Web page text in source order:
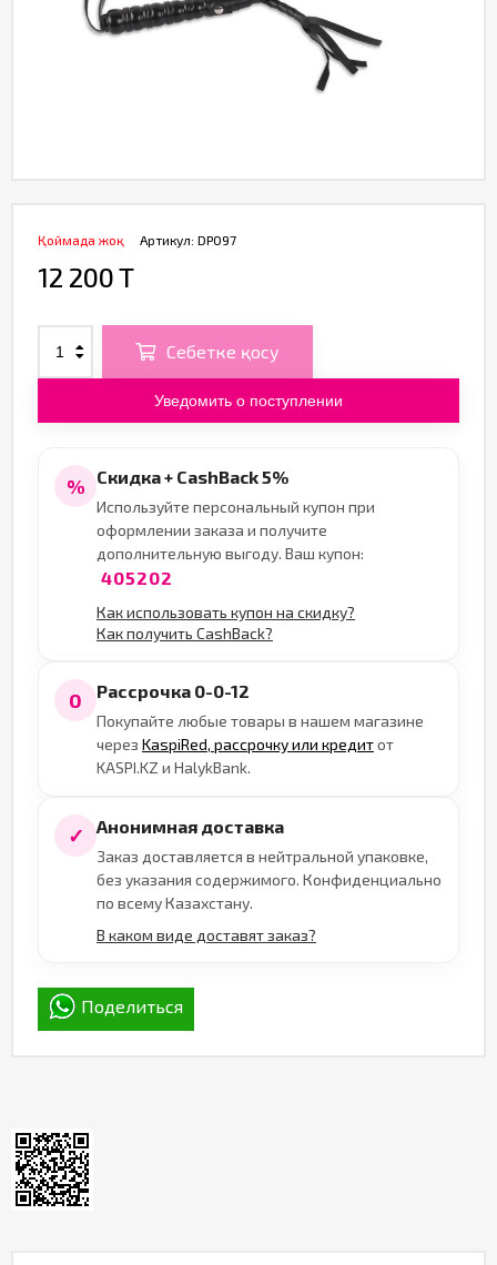
Артикул: DP097
Қоймада жоқ
12 200 T
Себетке қосу
Уведомить о поступлении
% Скидка + CashBack 5%
Используйте персональный купон при
оформлении заказа и получите
дополнительную выгоду. Ваш купон:
405202
Как использовать купон на скидку?
Как получить CashBack?
0 Рассрочка 0-0-12
Покупайте любые товары в нашем магазине
через KaspiRed, рассрочку или кредитот
KASPI.KZ и HalykBank.
✓ Анонимная доставка
Заказ доставляется в нейтральной упаковке,
без указания содержимого. Конфиденциально
по всему Казахстану.
В каком виде доставят заказ?
Поделиться